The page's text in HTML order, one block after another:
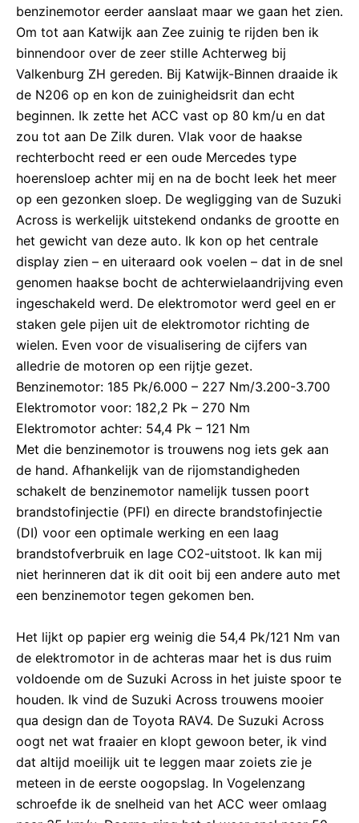
benzinemotor eerder aanslaat maar we gaan het zien.
Om tot aan Katwijk aan Zee zuinig te rijden ben ik
binnendoor over de zeer stille Achterweg bij
Valkenburg ZH gereden. Bij Katwijk-Binnen draaide ik
de N206 op en kon de zuinigheidsrit dan echt
beginnen. Ik zette het ACC vast op 80 km/u en dat
zou tot aan De Zilk duren. Vlak voor de haakse
rechterbocht reed er een oude Mercedes type
hoerensloep achter mij en na de bocht leek het meer
op een gezonken sloep. De wegligging van de Suzuki
Across is werkelijk uitstekend ondanks de grootte en
het gewicht van deze auto. Ik kon op het centrale
display zien – en uiteraard ook voelen – dat in de snel
genomen haakse bocht de achterwielaandrijving even
ingeschakeld werd. De elektromotor werd geel en er
staken gele pijen uit de elektromotor richting de
wielen. Even voor de visualisering de cijfers van
alledrie de motoren op een rijtje gezet.
Benzinemotor: 185 Pk/6.000 – 227 Nm/3.200-3.700
Elektromotor voor: 182,2 Pk – 270 Nm
Elektromotor achter: 54,4 Pk – 121 Nm
Met die benzinemotor is trouwens nog iets gek aan
de hand. Afhankelijk van de rijomstandigheden
schakelt de benzinemotor namelijk tussen poort
brandstofinjectie (PFI) en directe brandstofinjectie
(DI) voor een optimale werking en een laag
brandstofverbruik en lage CO2-uitstoot. Ik kan mij
niet herinneren dat ik dit ooit bij een andere auto met
een benzinemotor tegen gekomen ben.
Het lijkt op papier erg weinig die 54,4 Pk/121 Nm van
de elektromotor in de achteras maar het is dus ruim
voldoende om de Suzuki Across in het juiste spoor te
houden. Ik vind de Suzuki Across trouwens mooier
qua design dan de Toyota RAV4. De Suzuki Across
oogt net wat fraaier en klopt gewoon beter, ik vind
dat altijd moeilijk uit te leggen maar zoiets zie je
meteen in de eerste oogopslag. In Vogelenzang
schroefde ik de snelheid van het ACC weer omlaag